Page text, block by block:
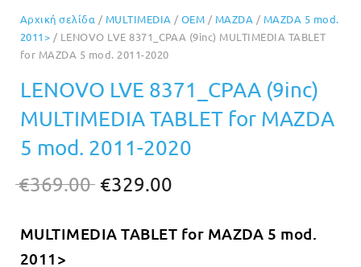
Αρχική σελίδα / MULTIMEDIA / OEM / MAZDA / MAZDA 5 mod.
2011> / LENOVO LVE 8371_CPAA (9inc) MULTIMEDIA TABLET
for MAZDA 5 mod. 2011-2020
LENOVO LVE 8371_CPAA (9inc)
MULTIMEDIA TABLET for MAZDA
5 mod. 2011-2020
€369.00 Original
was:
€329.00
τιμή
MULTIMEDIA TABLET for MAZDA 5 mod.
2011>